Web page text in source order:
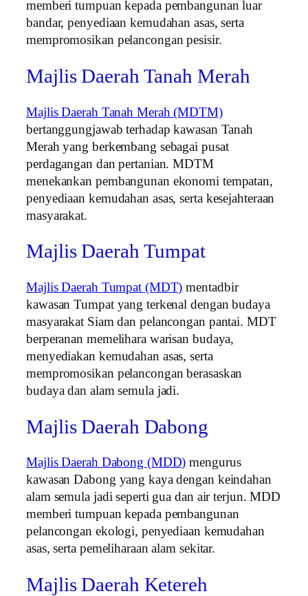
memberi tumpuan kepada pembangunan luar
bandar, penyediaan kemudahan asas, serta
mempromosikan pelancongan pesisir.
Majlis Daerah Tanah Merah
Majlis Daerah Tanah Merah (MDTM)
bertanggungjawab terhadap kawasan Tanah
Merah yang berkembang sebagai pusat
perdagangan dan pertanian. MDTM
menekankan pembangunan ekonomi tempatan,
penyediaan kemudahan asas, serta kesejahteraan
masyarakat.
Majlis Daerah Tumpat
Majlis Daerah Tumpat (MDT) mentadbir
kawasan Tumpat yang terkenal dengan budaya
masyarakat Siam dan pelancongan pantai. MDT
berperanan memelihara warisan budaya,
menyediakan kemudahan asas, serta
mempromosikan pelancongan berasaskan
budaya dan alam semula jadi.
Majlis Daerah Dabong
Majlis Daerah Dabong (MDD) mengurus
kawasan Dabong yang kaya dengan keindahan
alam semula jadi seperti gua dan air terjun. MDD
memberi tumpuan kepada pembangunan
pelancongan ekologi, penyediaan kemudahan
asas, serta pemeliharaan alam sekitar.
Majlis Daerah Ketereh